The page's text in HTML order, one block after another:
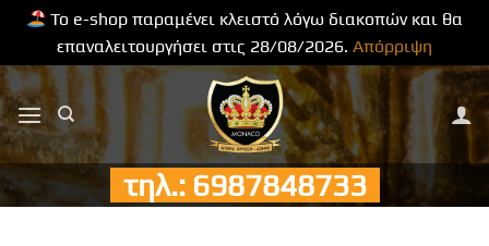
Το e-shop παραμένει κλειστό λόγω διακοπών και θα
επαναλειτουργήσει στις 28/08/2026. Απόρριψη
Μετάβαση
στο
περιεχόμενο
τηλ.: 6987848733